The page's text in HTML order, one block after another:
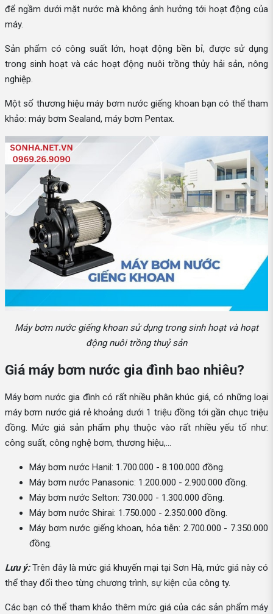
để ngầm dưới mặt nước mà không ảnh hưởng tới hoạt động của
máy.
Sản phẩm có công suất lớn, hoạt động bền bỉ, được sử dụng
trong sinh hoạt và các hoạt động nuôi trồng thủy hải sản, nông
nghiệp.
Một số thương hiệu máy bơm nước giếng khoan bạn có thể tham
khảo: máy bơm Sealand, máy bơm Pentax.
Máy bơm nước giếng khoan sử dụng trong sinh hoạt và hoạt
động nuôi trồng thuỷ sản
Giá máy bơm nước gia đình bao nhiêu?
Máy bơm nước gia đình có rất nhiều phân khúc giá, có những loại
máy bơm nước giá rẻ khoảng dưới 1 triệu đồng tới gần chục triệu
đồng. Mức giá sản phẩm phụ thuộc vào rất nhiều yếu tố như:
công suất, công nghệ bơm, thương hiệu,...
Máy bơm nước Hanil: 1.700.000 - 8.100.000 đồng.
Máy bơm nước Panasonic: 1.200.000 - 2.900.000 đồng.
Máy bơm nước Selton: 730.000 - 1.300.000 đồng.
Máy bơm nước Shirai: 1.750.000 - 2.350.000 đồng.
Máy bơm nước giếng khoan, hỏa tiễn: 2.700.000 - 7.350.000
đồng.
Lưu ý:Trên đây là mức giá khuyến mại tại Sơn Hà, mức giá này có
thể thay đổi theo từng chương trình, sự kiện của công ty.
Các bạn có thể tham khảo thêm mức giá của các sản phẩm máy